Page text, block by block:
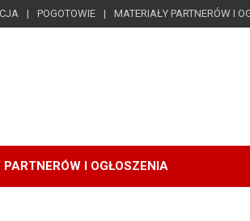
POGOTOWIE MATERIAŁY PARTNERÓW I
I OGŁOSZENIA